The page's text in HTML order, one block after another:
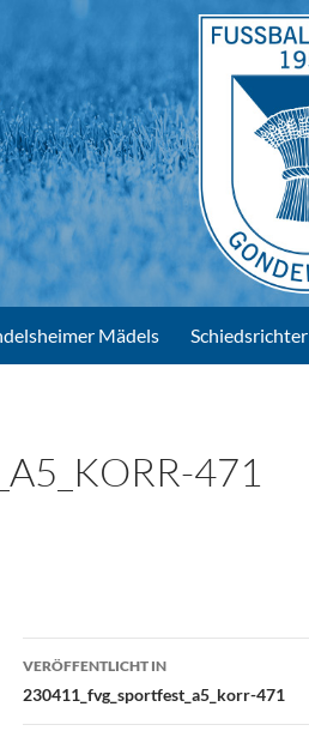
Mädels Schiedsrichter
471
Beitragsnavigation
VERÖFFENTLICHT IN
230411_fvg_sportfest_a5_korr-471